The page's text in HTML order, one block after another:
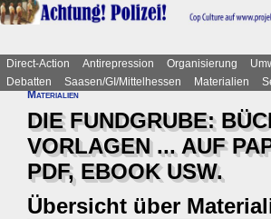
Direct-Action Antirepression Organisierung
Debatten
Saasen/GI/Mittelhessen Materialien
Materialien
DIE FUNDGRUBE:
VORLAGEN ... AUF
PDF, EBOOK USW.
Übersicht über